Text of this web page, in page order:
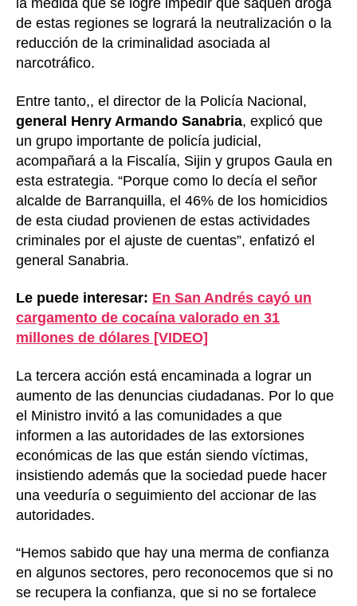
la medida que se logre impedir que saquen droga
de estas regiones se logrará la neutralización o la
reducción de la criminalidad asociada al
narcotráfico.
Entre tanto,, el director de la Policía Nacional,
general Henry Armando Sanabria, explicó que
un grupo importante de policía judicial,
acompañará a la Fiscalía, Sijin y grupos Gaula en
esta estrategia. “Porque como lo decía el señor
alcalde de Barranquilla, el 46% de los homicidios
de esta ciudad provienen de estas actividades
criminales por el ajuste de cuentas”, enfatizó el
general Sanabria.
Le puede interesar: En San Andrés cayó un
cargamento de cocaína valorado en 31
millones de dólares [VIDEO]
La tercera acción está encaminada a lograr un
aumento de las denuncias ciudadanas. Por lo que
el Ministro invitó a las comunidades a que
informen a las autoridades de las extorsiones
económicas de las que están siendo víctimas,
insistiendo además que la sociedad puede hacer
una veeduría o seguimiento del accionar de las
autoridades.
“Hemos sabido que hay una merma de confianza
en algunos sectores, pero reconocemos que si no
se recupera la confianza, que si no se fortalece